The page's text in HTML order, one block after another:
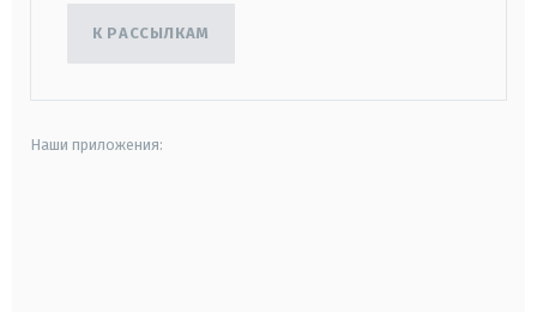
К РАССЫЛКАМ
Наши приложения: